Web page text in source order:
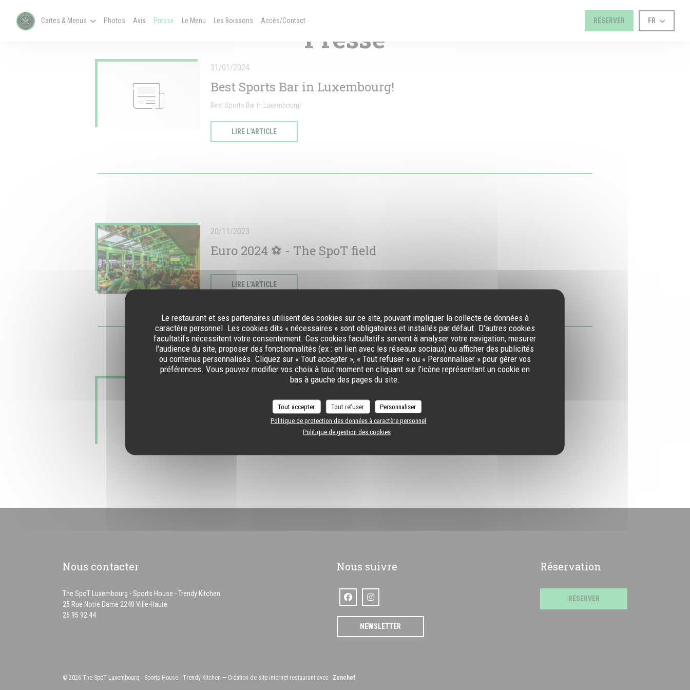
Le restaurant et ses partenaires utilisent des cookies sur ce site, pouvant impliquer la collecte de données à
caractère personnel. Les cookies dits « nécessaires » sont obligatoires et installés par défaut. D'autres cookies
facultatifs nécessitent votre consentement. Ces cookies facultatifs servent à analyser votre navigation, mesurer
l'audience du site, proposer des fonctionnalités (ex : en lien avec les réseaux sociaux) ou afficher des publicités
ou contenus personnalisés. Cliquez sur « Tout accepter », « Tout refuser » ou « Personnaliser » pour gérer vos
préférences. Vous pouvez modifier vos choix à tout moment en cliquant sur l'icône représentant un cookie en
bas à gauche des pages du site.
Tout accepter Tout refuser
Personnaliser
Politique de protection des données à caractère personnel
Politique de gestion des cookies
Cartes & Menus Photos Avis Presse Le Menu ((ouvre une nouvelle fenêtre))
Les Boissons ((ouvre une nouvelle fenêtre))
Accès/Contact RÉSERVER FR
Presse
Best Sports Bar in Luxembourg!
31/01/2024
Best Sports Bar in Luxembourg!
LIRE L'ARTICLE((OUVRE UNE NOUVELLE FENÊTRE))
Euro 2024 ⚽️ - The SpoT field
20/11/2023
LIRE L'ARTICLE((OUVRE UNE NOUVELLE FENÊTRE))
LIRE L'ARTICLE((OUVRE UNE NOUVELLE FENÊTRE))
Nous contacter
The SpoT Luxembourg - Sports House - Trendy Kitchen
25 Rue Notre Dame 2240 Ville-Haute
26 95 92 44
Nous suivre
Facebook ((ouvre une nouvelle fenêtre))
Instagram ((ouvre une nouvelle fenêtre))
NEWSLETTER
Réservation
RÉSERVER
© 2026 The SpoT Luxembourg - Sports House - Trendy Kitchen — Création de site internet restaurant avec Zenchef